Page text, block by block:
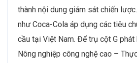
thành nội dung giám sát chiến
như Coca-Cola áp dụng các tiêu
cầu tại Việt Nam. Để trụ cột G phát
Nông nghiệp công nghệ cao –